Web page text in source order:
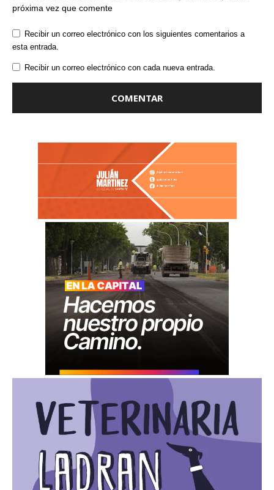
próxima vez que comente
Recibir un correo electrónico con los siguientes comentarios a
esta entrada.
Recibir un correo electrónico con cada nueva entrada.